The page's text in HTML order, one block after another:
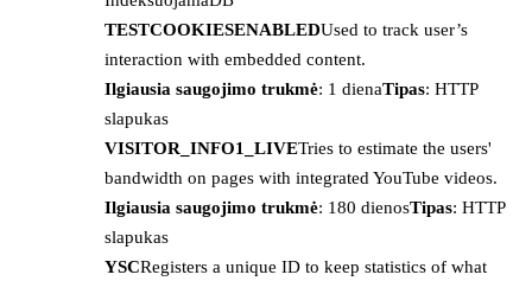
TESTCOOKIESENABLEDUsed to track user’s
interaction with embedded content.
Ilgiausia saugojimo trukmė: 1 dienaTipas: HTTP
slapukas
VISITOR_INFO1_LIVETries to estimate the users'
bandwidth on pages with integrated YouTube videos.
Ilgiausia saugojimo trukmė: 180 dienosTipas: HTTP
slapukas
YSCRegisters a unique ID to keep statistics of what